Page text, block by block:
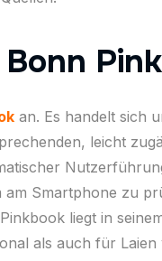
Bonn
an. Es handelt sich
leicht
am Smartphone zu
liegt in
als auch für